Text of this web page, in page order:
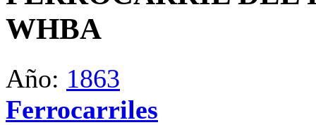
WHBA
Año: 1863
Ferrocarriles